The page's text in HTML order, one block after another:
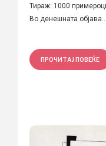
Тираж: 1000
Во денешната објава...
ПРОЧИТАЈ ПОВЕЌЕ